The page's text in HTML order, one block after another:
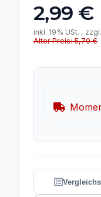
2,99 €
inkl. 19% USt. , zzgl.
Alter Preis: 5,70 €